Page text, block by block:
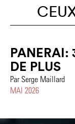
PANERAI:
DE PLUS
Par Serge Maillard
MAI 2026